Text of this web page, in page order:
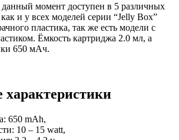
момент доступен в 5 различных
и у всех моделей серии “Jelly Box”
пластика, так же есть модели с
Ёмкость картриджа 2.0 мл, а
650 мАч.
характеристики
650 mAh,
10 – 15 watt,